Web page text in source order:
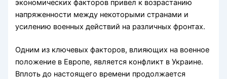
экономических факторов привел к возрастанию
напряженности между некоторыми странами и
усилению военных действий на различных фронтах.
Одним из ключевых факторов, влияющих на военное
положение в Европе, является конфликт в Украине.
Вплоть до настоящего времени продолжается